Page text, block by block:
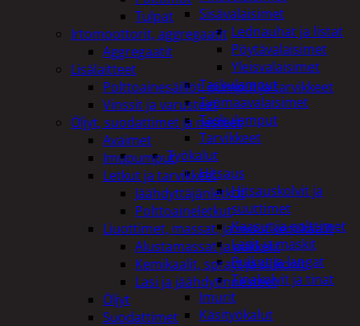
Sisävalaisimet
Lednauhat ja listat
Pöytävalaisimet
Yleisvalaisimet
Taskulamput
Työmaavalaisimet
Taskulamput
Tarvikkeet
Työkalut
Hitsaus
Hitsauskolvit ja
suuttimet
Kaasut ja polttimet
Lasit ja maskit
Puikot ja langat
Tinakolvit ja tinat
Imurit
Käsityökalut
Tulpat
Irtomoottorit, aggregaatit
Aggregaatit
Lisälaitteet
Polttoainesäiliöt, pumput ja tarvikkeet
Vinssit ja varusteet
Öljyt, suodattimet ja nesteet
Avaimet
Imupumput
Letkut ja tarvikkeet
Jäähdyttäjänletkut
Polttoaineletkut
Liuottimet, massat, ja muut kemikaalit
Alustamassat ja pakkelit
Kemikaalit, sprayt ja silikonit
Lasi ja jäähdytinnesteet
Öljyt
Suodattimet